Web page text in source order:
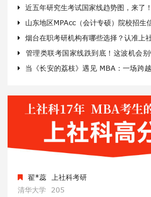
近五年研究生考试国家线趋势图，来了！
山东地区MPAcc（会计专硕）院校招生
烟台在职考研机构有哪些选择？认准上
管理类联考国家线跌到底！这波机会
岸
当《长安的荔枝》遇见 MBA：一场跨
哈尔滨工程大学 201
翟*蕊 上社科考研
清华大学 205
徐* 上社科考研
山东大学 206
范*利 上社科考研
曲阜师范大学
201
翟*蕊
上社科考研
清华大学
205